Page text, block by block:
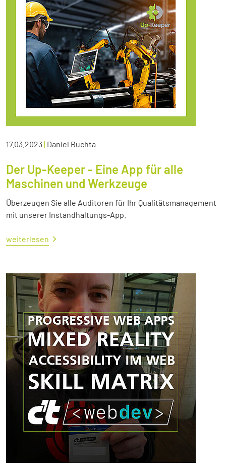
17.03.2023| Daniel Buchta
Der Up-Keeper - Eine App für alle
Maschinen und Werkzeuge
Überzeugen Sie alle Auditoren für Ihr Qualitätsmanagement
mit unserer Instandhaltungs-App.
weiterlesen